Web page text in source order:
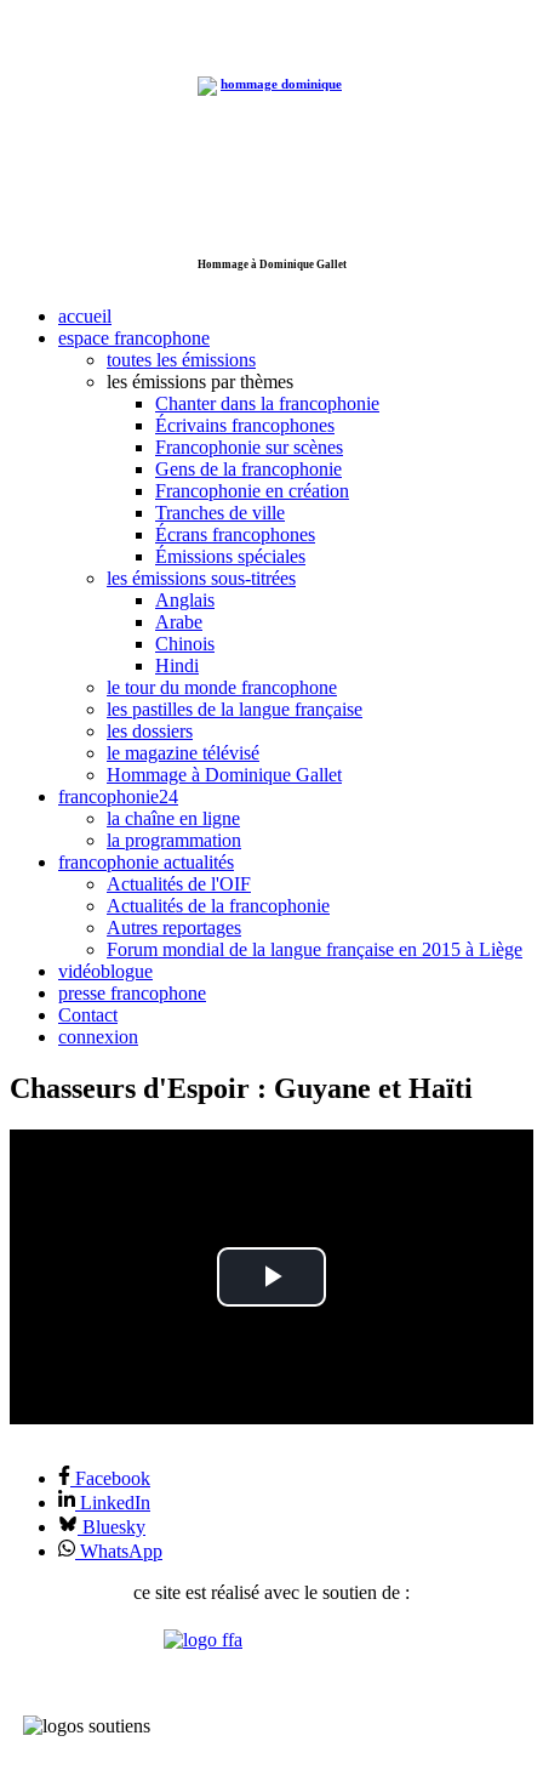
Hommage à Dominique Gallet
accueil
espace francophone
toutes les émissions
les émissions par thèmes
Chanter dans la francophonie
Écrivains francophones
Francophonie sur scènes
Gens de la francophonie
Francophonie en création
Tranches de ville
Écrans francophones
Émissions spéciales
les émissions sous-titrées
Anglais
Arabe
Chinois
Hindi
le tour du monde francophone
les pastilles de la langue française
les dossiers
le magazine télévisé
Hommage à Dominique Gallet
francophonie24
la chaîne en ligne
la programmation
francophonie actualités
Actualités de l'OIF
Actualités de la francophonie
Autres reportages
Forum mondial de la langue française en 2015 à Liège
vidéoblogue
presse francophone
Contact
connexion
Chasseurs d'Espoir : Guyane et Haïti
Play
Facebook
LinkedIn
Bluesky
WhatsApp
ce site est réalisé avec le soutien de :